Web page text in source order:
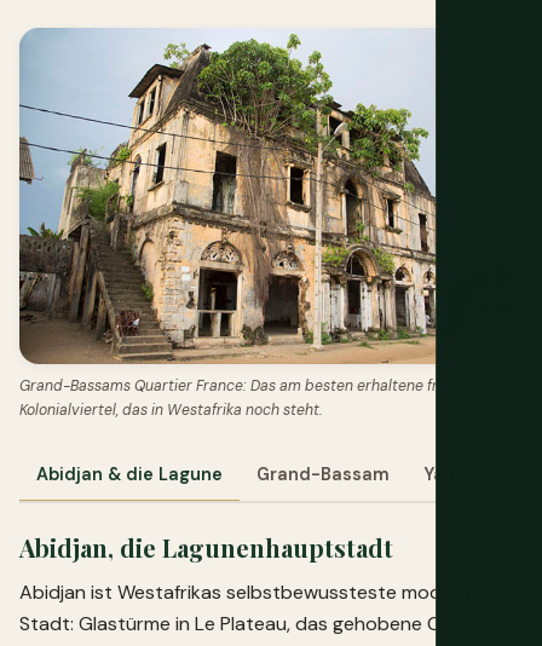
Grand-Bassams Quartier France: Das am besten erhaltene französische
Kolonialviertel, das in Westafrika noch steht.
Abidjan & die Lagune Grand-Bassam
Abidjan, die Lagunenhauptstadt
Abidjan ist Westafrikas selbstbewussteste moderne
Stadt: Glastürme in Le Plateau, das gehobene Cocody,